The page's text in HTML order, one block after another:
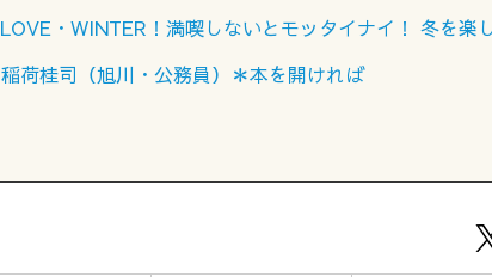
LOVE・WINTER！満喫しないとモッタイナイ！ 冬を楽
稲荷桂司（旭川・公務員）＊本を開ければ